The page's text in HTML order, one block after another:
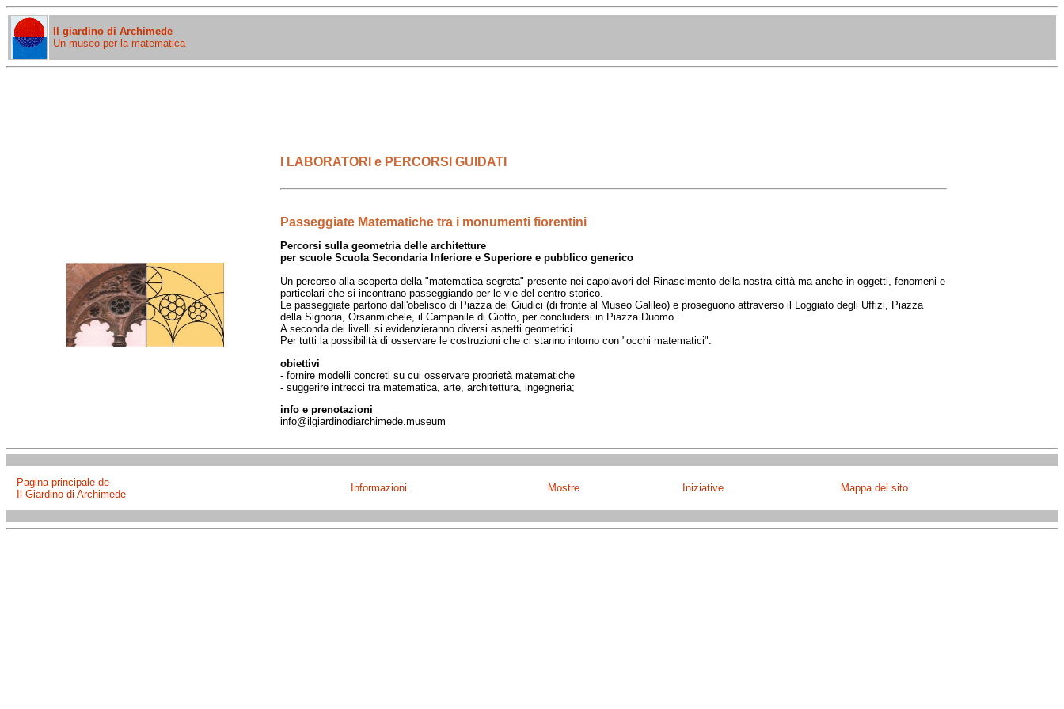
Il giardino di Archimede
Un museo per la matematica
I LABORATORI e PERCORSI GUIDATI
Passeggiate Matematiche tra i monumenti fiorentini
Percorsi sulla geometria delle architetture
per scuole Scuola Secondaria Inferiore e Superiore e pubblico generico
Un percorso alla scoperta della "matematica segreta" presente nei capolavori del Rinascimento della nostra città ma anche in oggetti, fenomeni e
particolari che si incontrano passeggiando per le vie del centro storico.
Le passeggiate partono dall'obelisco di Piazza dei Giudici (di fronte al Museo Galileo) e proseguono attraverso il Loggiato degli Uffizi, Piazza
della Signoria, Orsanmichele, il Campanile di Giotto, per concludersi in Piazza Duomo.
A seconda dei livelli si evidenzieranno diversi aspetti geometrici.
Per tutti la possibilità di osservare le costruzioni che ci stanno intorno con "occhi matematici".
obiettivi
- fornire modelli concreti su cui osservare proprietà matematiche
- suggerire intrecci tra matematica, arte, architettura, ingegneria;
info e prenotazioni
info@ilgiardinodiarchimede.museum
Pagina principale de
Il Giardino di Archimede
Informazioni Mostre Iniziative Mappa del sito